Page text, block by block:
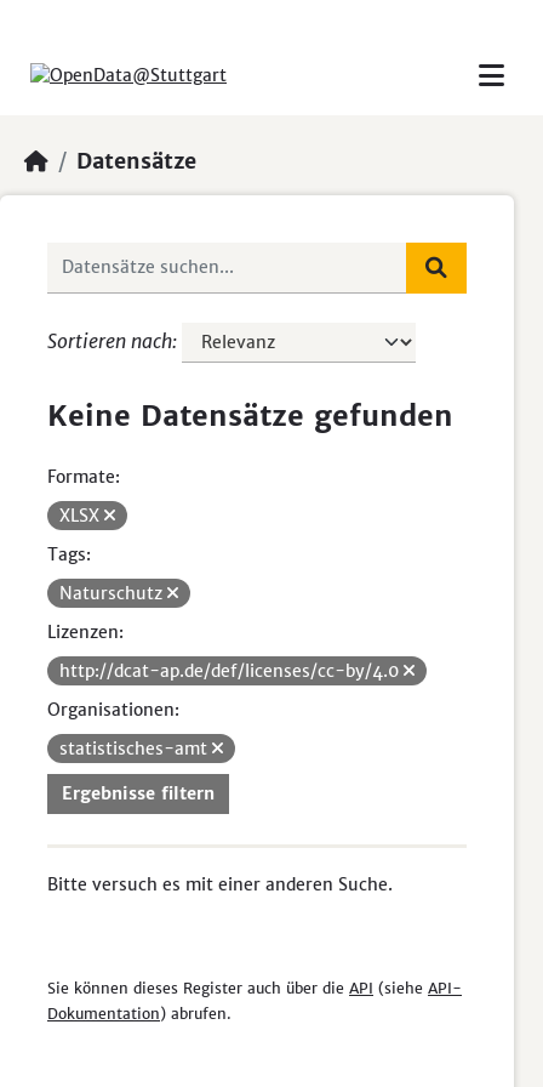
Datensätze
Sortieren nach
Keine Datensätze gefunden
Formate:
XLSX
Tags:
Naturschutz
Lizenzen:
http://dcat-ap.de/def/licenses/cc-by/4.0
Organisationen:
statistisches-amt
Ergebnisse filtern
Bitte versuch es mit einer anderen Suche.
Sie können dieses Register auch über die API (siehe API-
Dokumentation) abrufen.